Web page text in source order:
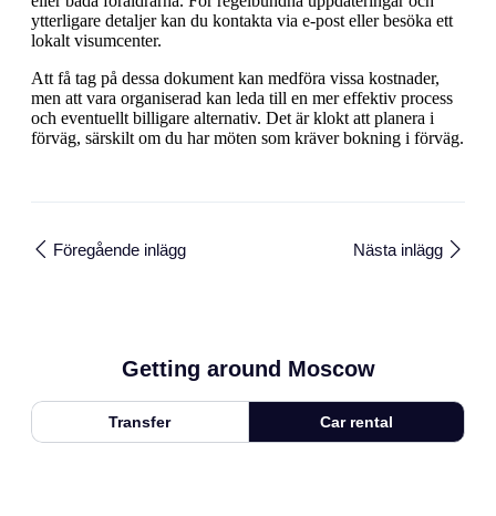
ytterligare detaljer kan du kontakta via e-post eller besöka ett
lokalt visumcenter.
Att få tag på dessa dokument kan medföra vissa kostnader,
men att vara organiserad kan leda till en mer effektiv process
och eventuellt billigare alternativ. Det är klokt att planera i
förväg, särskilt om du har möten som kräver bokning i förväg.
Föregående inlägg Nästa inlägg
Getting around Moscow
Transfer Car rental